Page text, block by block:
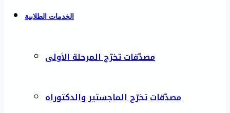
الخدمات الطلابية
مصدّقات تخرّج المرحلة الأولى
مصدّقات تخرّج الماجستير والدكتوراه